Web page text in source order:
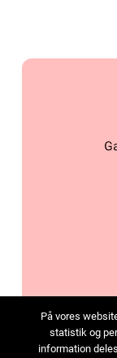
På vores
statistik og
information